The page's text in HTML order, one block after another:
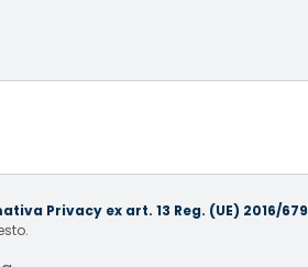
Privacy ex art. 13 Reg. (UE) 2016/679